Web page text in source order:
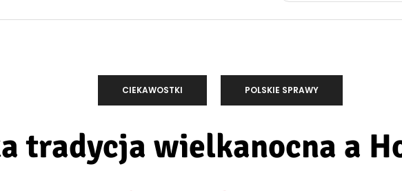
CIEKAWOSTKI POLSKIE SPRAWY
tradycja wielkanocna a